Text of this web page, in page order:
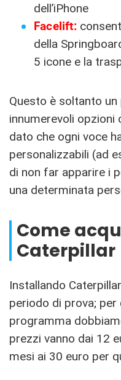
dell’iPhone
Facelift:
della
5 icone e la
Questo è soltanto un
innumerevoli opzioni
dato che ogni voce
personalizzabili (ad
di non far apparire i
una determinata
Come
Caterpillar
Installando
periodo di prova;
programma
prezzi vanno dai 12
mesi ai 30 euro per